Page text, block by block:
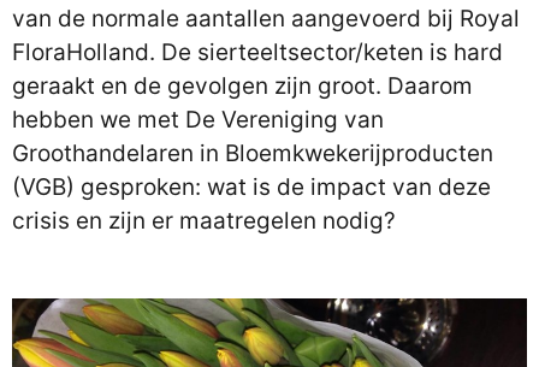
van de normale aantallen aangevoerd bij Royal
FloraHolland. De sierteeltsector/keten is hard
geraakt en de gevolgen zijn groot. Daarom
hebben we met De Vereniging van
Groothandelaren in Bloemkwekerijproducten
(VGB) gesproken: wat is de impact van deze
crisis en zijn er maatregelen nodig?